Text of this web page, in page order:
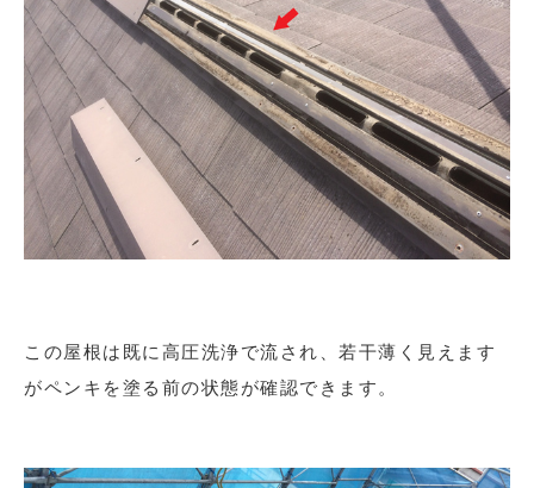
この屋根は既に高圧洗浄で流され、若干薄く見えます
がペンキを塗る前の状態が確認できます。